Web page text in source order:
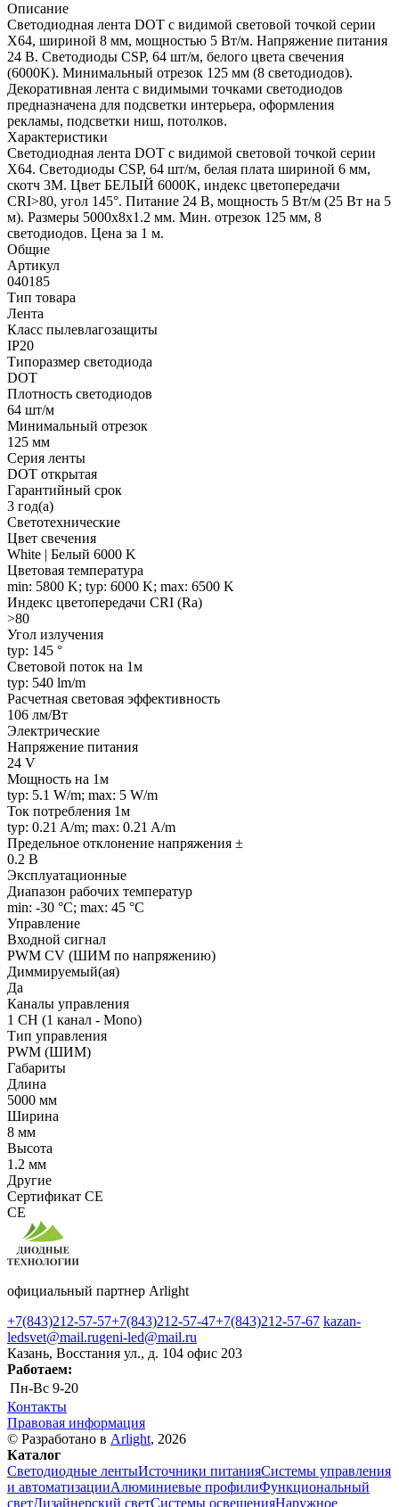
Описание
Светодиодная лента DOT с видимой световой точкой серии
X64, шириной 8 мм, мощностью 5 Вт/м. Напряжение питания
24 В. Светодиоды CSP, 64 шт/м, белого цвета свечения
(6000K). Минимальный отрезок 125 мм (8 светодиодов).
Декоративная лента с видимыми точками светодиодов
предназначена для подсветки интерьера, оформления
рекламы, подсветки ниш, потолков.
Характеристики
Светодиодная лента DOT с видимой световой точкой серии
X64. Светодиоды CSP, 64 шт/м, белая плата шириной 6 мм,
скотч 3M. Цвет БЕЛЫЙ 6000K, индекс цветопередачи
CRI>80, угол 145°. Питание 24 В, мощность 5 Вт/м (25 Вт на 5
м). Размеры 5000х8х1.2 мм. Мин. отрезок 125 мм, 8
светодиодов. Цена за 1 м.
Общие
Артикул
040185
Тип товара
Лента
Класс пылевлагозащиты
IP20
Типоразмер светодиода
DOT
Плотность светодиодов
64 шт/м
Минимальный отрезок
125 мм
Серия ленты
DOT открытая
Гарантийный срок
3 год(а)
Светотехнические
Цвет свечения
White | Белый 6000 K
Цветовая температура
min: 5800 K; typ: 6000 K; max: 6500 K
Индекс цветопередачи CRI (Ra)
>80
Угол излучения
typ: 145 °
Световой поток на 1м
typ: 540 lm/m
Расчетная световая эффективность
106 лм/Вт
Электрические
Напряжение питания
24 V
Мощность на 1м
typ: 5.1 W/m; max: 5 W/m
Ток потребления 1м
typ: 0.21 A/m; max: 0.21 A/m
Предельное отклонение напряжения ±
0.2 В
Эксплуатационные
Диапазон рабочих температур
min: -30 °C; max: 45 °C
Управление
Входной сигнал
PWM СV (ШИМ по напряжению)
Диммируемый(ая)
Да
Каналы управления
1 CH (1 канал - Mono)
Тип управления
PWM (ШИМ)
Габариты
Длина
5000 мм
Ширина
8 мм
Высота
1.2 мм
Другие
Сертификат CE
CE
официальный партнер Arlight
+7(843)212-57-57+7(843)212-57-47+7(843)212-57-67 kazan-
ledsvet@mail.rugeni-led@mail.ru
Казань, Восстания ул., д. 104 офис 203
Работаем:
Пн-Вс 9-20
Контакты
Правовая информация
© Разработано в Arlight, 2026
Каталог
Светодиодные лентыИсточники питанияСистемы управления
и автоматизацииАлюминиевые профилиФункциональный
светДизайнерский светСистемы освещенияНаружное